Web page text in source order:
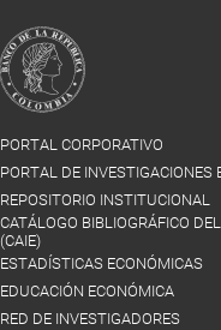
PORTAL CORPORATIVO
PORTAL DE INVESTIGACIONES
REPOSITORIO INSTITUCIONAL
CATÁLOGO BIBLIOGRÁFICO
(CAIE)
ESTADÍSTICAS ECONÓMICAS
EDUCACIÓN ECONÓMICA
RED DE INVESTIGADORES